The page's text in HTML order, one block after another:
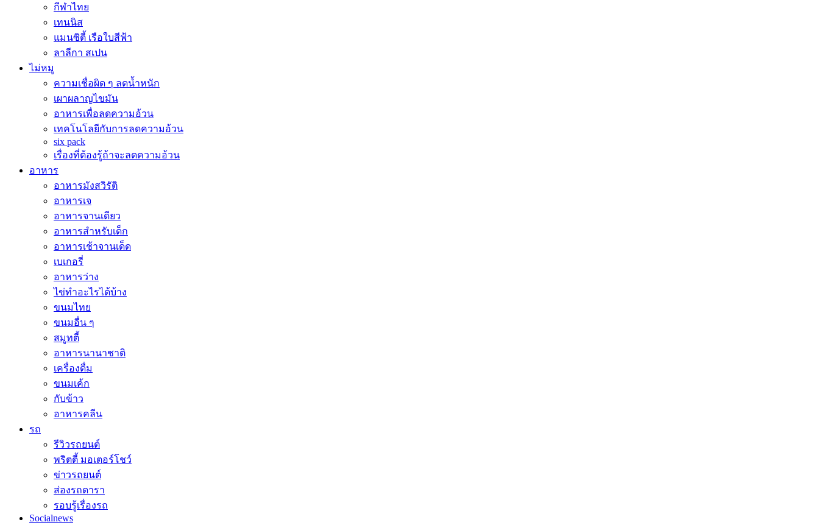
กีฬาไทย
เทนนิส
แมนซิตี้ เรือใบสีฟ้า
ลาลีกา สเปน
ไม่หมู
ความเชื่อผิด ๆ ลดน้ำหนัก
เผาผลาญไขมัน
อาหารเพื่อลดความอ้วน
เทคโนโลยีกับการลดความอ้วน
six pack
เรื่องที่ต้องรู้ถ้าจะลดความอ้วน
อาหาร
อาหารมังสวิรัติ
อาหารเจ
อาหารจานเดียว
อาหารสำหรับเด็ก
อาหารเช้าจานเด็ด
เบเกอรี่
อาหารว่าง
ไข่ทำอะไรได้บ้าง
ขนมไทย
ขนมอื่น ๆ
สมูทตี้
อาหารนานาชาติ
เครื่องดื่ม
ขนมเค้ก
กับข้าว
อาหารคลีน
รถ
รีวิวรถยนต์
พริตตี้ มอเตอร์โชว์
ข่าวรถยนต์
ส่องรถดารา
รอบรู้เรื่องรถ
Socialnews